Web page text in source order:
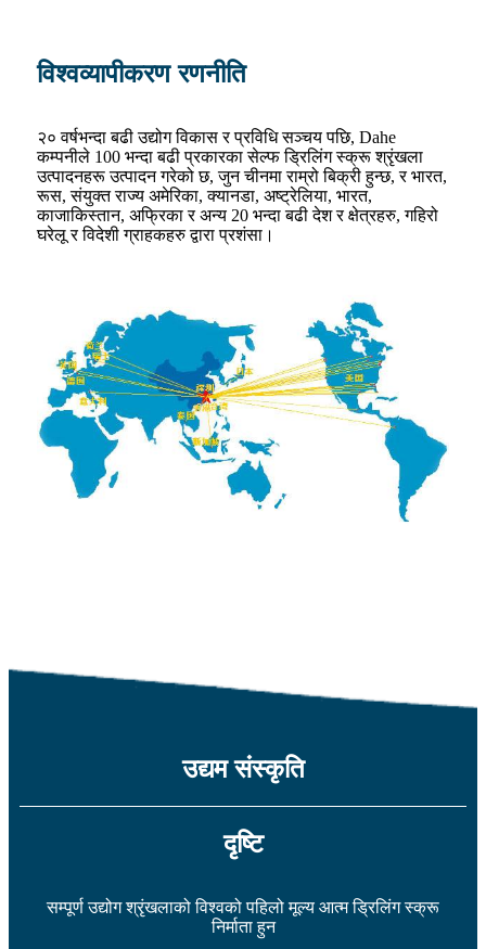
विश्वव्यापीकरण रणनीति
२० वर्षभन्दा बढी उद्योग विकास र प्रविधि सञ्चय पछि, Dahe
कम्पनीले 100 भन्दा बढी प्रकारका सेल्फ ड्रिलिंग स्क्रू श्रृंखला
उत्पादनहरू उत्पादन गरेको छ, जुन चीनमा राम्रो बिक्री हुन्छ, र भारत,
रूस, संयुक्त राज्य अमेरिका, क्यानडा, अष्ट्रेलिया, भारत,
काजाकिस्तान, अफ्रिका र अन्य 20 भन्दा बढी देश र क्षेत्रहरु, गहिरो
घरेलू र विदेशी ग्राहकहरु द्वारा प्रशंसा।
उद्यम संस्कृति
दृष्टि
सम्पूर्ण उद्योग श्रृंखलाको विश्वको पहिलो मूल्य आत्म ड्रिलिंग स्क्रू
निर्माता हुन